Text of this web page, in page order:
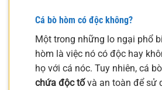
Cá bò hòm có độc không?
Một trong những lo ngại phổ
hòm là việc nó có độc hay
họ với cá nóc. Tuy nhiên, cá
chứa độc tốvà an toàn để sử